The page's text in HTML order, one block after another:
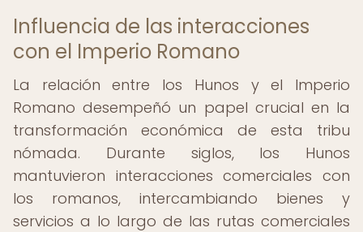
Influencia de las interacciones
con el Imperio Romano
La relación entre los Hunos y el Imperio
Romano desempeñó un papel crucial en la
transformación económica de esta tribu
nómada. Durante siglos, los Hunos
mantuvieron interacciones comerciales con
los romanos, intercambiando bienes y
servicios a lo largo de las rutas comerciales